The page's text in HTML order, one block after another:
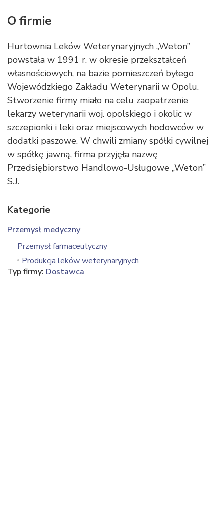
O firmie
Hurtownia Leków Weterynaryjnych „Weton”
powstała w 1991 r. w okresie przekształceń
własnościowych, na bazie pomieszczeń byłego
Wojewódzkiego Zakładu Weterynarii w Opolu.
Stworzenie firmy miało na celu zaopatrzenie
lekarzy weterynarii woj. opolskiego i okolic w
szczepionki i leki oraz miejscowych hodowców w
dodatki paszowe. W chwili zmiany spółki cywilnej
w spółkę jawną, firma przyjęła nazwę
Przedsiębiorstwo Handlowo-Usługowe „Weton”
S.J.
Kategorie
Przemysł medyczny
Przemysł farmaceutyczny
Produkcja leków weterynaryjnych
Typ firmy: Dostawca